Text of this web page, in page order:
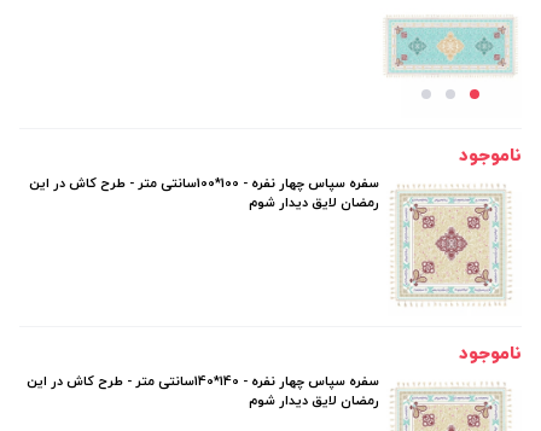
ناموجود
سفره سپاس چهار نفره - 100*100سانتی متر - طرح کاش در این
رمضان لایق دیدار شوم
ناموجود
سفره سپاس چهار نفره - 140*140سانتی متر - طرح کاش در این
رمضان لایق دیدار شوم